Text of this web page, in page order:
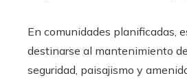
En comunidades planificadas,
destinarse al mantenimiento
seguridad, paisajismo y